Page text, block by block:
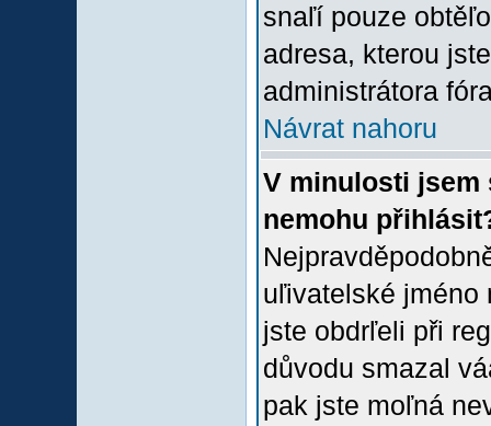
snaľí pouze
adresa, kterou
administrátora
Návrat nahoru
V minulosti jsem
nemohu
uľivatelské jméno
jste obdrľeli při
důvodu smazal
pak jste moľná